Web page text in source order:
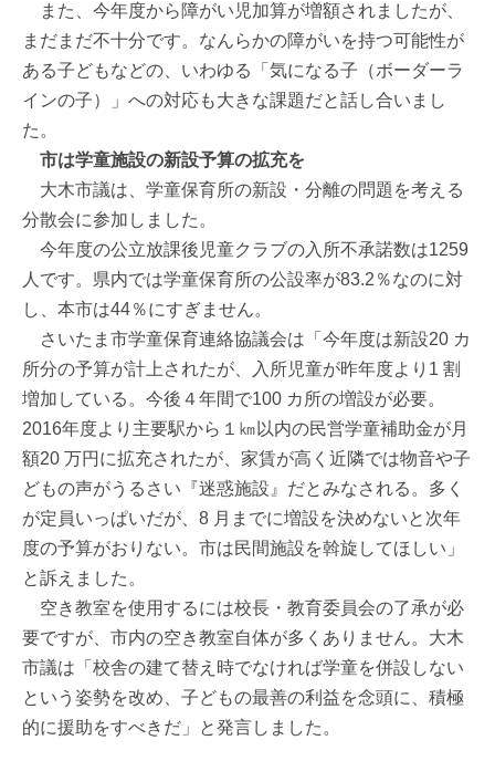
また、今年度から障がい児加算が増額されましたが、
まだまだ不十分です。なんらかの障がいを持つ可能性が
ある子どもなどの、いわゆる「気になる子（ボーダーラ
インの子）」への対応も大きな課題だと話し合いまし
た。
市は学童施設の新設予算の拡充を
大木市議は、学童保育所の新設・分離の問題を考える
分散会に参加しました。
今年度の公立放課後児童クラブの入所不承諾数は1259
人です。県内では学童保育所の公設率が83.2％なのに対
し、本市は44％にすぎません。
さいたま市学童保育連絡協議会は「今年度は新設20 カ
所分の予算が計上されたが、入所児童が昨年度より1 割
増加している。今後４年間で100 カ所の増設が必要。
2016年度より主要駅から１㎞以内の民営学童補助金が月
額20 万円に拡充されたが、家賃が高く近隣では物音や子
どもの声がうるさい『迷惑施設』だとみなされる。多く
が定員いっぱいだが、8 月までに増設を決めないと次年
度の予算がおりない。市は民間施設を斡旋してほしい」
と訴えました。
空き教室を使用するには校長・教育委員会の了承が必
要ですが、市内の空き教室自体が多くありません。大木
市議は「校舎の建て替え時でなければ学童を併設しない
という姿勢を改め、子どもの最善の利益を念頭に、積極
的に援助をすべきだ」と発言しました。